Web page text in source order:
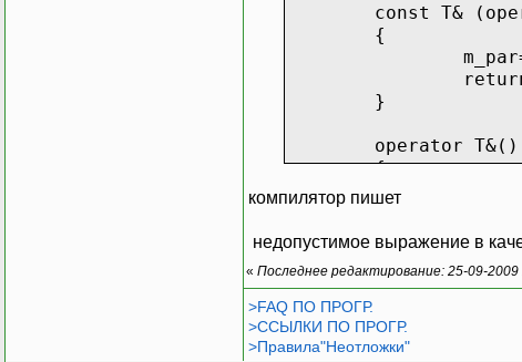
const T&
{
}
operator T&()
{
const char*
{
}
};
компилятор пишет
недопустимое выражение в
« Последнее редактирование: 25-09-
>FAQ ПО ПРОГР.
>ССЫЛКИ ПО ПРОГР.
>Правила"Неотложки"